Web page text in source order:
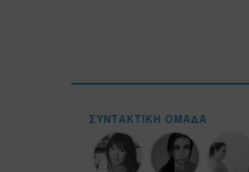
ΣΥΝΤΑΚΤΙΚΉ ΟΜΆΔΑ